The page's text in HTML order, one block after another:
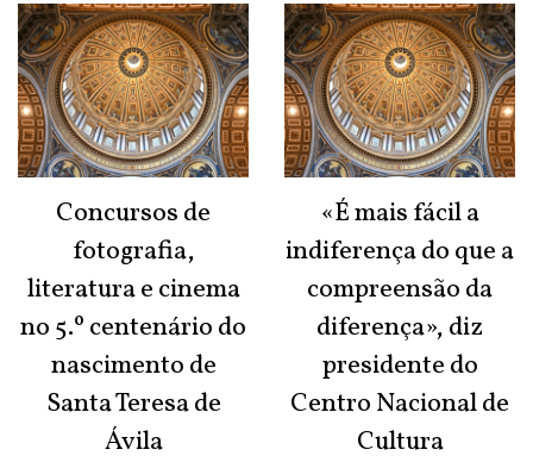
Concursos de
fotografia,
literatura e cinema
no 5.º centenário do
nascimento de
Santa Teresa de
Ávila
«É mais fácil a
indiferença do que a
compreensão da
diferença», diz
presidente do
Centro Nacional de
Cultura